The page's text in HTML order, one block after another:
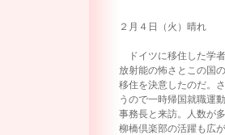
２月４日（火）晴れ
ドイツに移住した学者
放射能の怖さとこの国
移住を決意したのだ。
うので一時帰国就職運
事務長と来訪。人数が
柳橋倶楽部の活躍も広